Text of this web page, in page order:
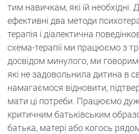
тим навичкам, які їй необхідні.
ефективні два методи
терапія і діалектична
схема-терапії ми працюємо з
досвідом минулого, ми
які не задовольнила дитина в
намагаємося відновити,
мати ці потреби. Працюємо
критичним батьківським
батька, матері або когось